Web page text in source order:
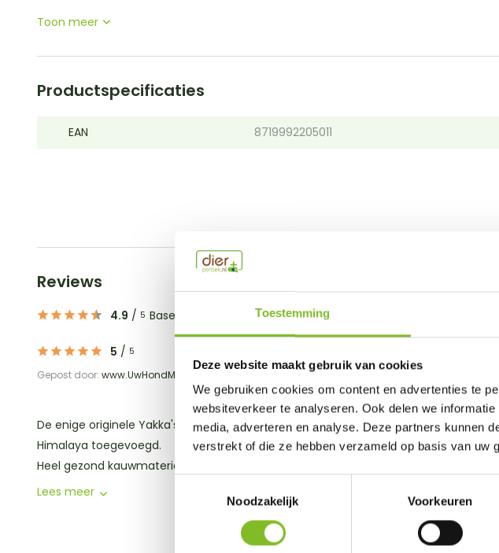
Toestemming
Deze website maakt gebruik van cookies
We gebruiken cookies om content en advertenties te
websiteverkeer te analyseren. Ook delen we
media, adverteren en analyse. Deze partners kunnen
verstrekt of die ze hebben verzameld op basis van uw
Noodzakelijk
Voorkeuren
Toon meer
Productspecificaties
EAN 8719992205011
Reviews
4.9 / 5 Based on 6 reviews
5 / 5
Gepost door: www.UwHondMijnVriend.be op 7 Maart 2025
De enige originele Yakka's met het labelkaartje van de
Himalaya toegevoegd.
Heel gezond kauwmateriaal waar elke hond ge...
Lees meer
Er is enorm veel
twijfel zijn deze de